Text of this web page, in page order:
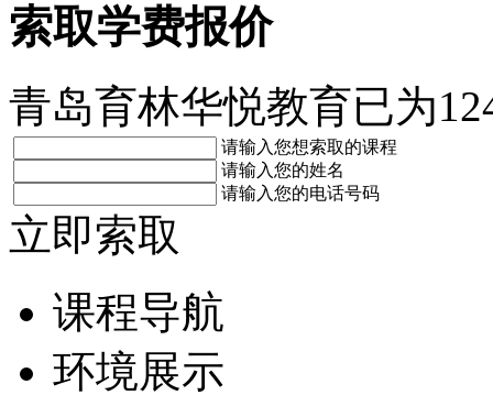
索取学费报价
青岛育林华悦教育已为
请输入您想索取的课程
请输入您的姓名
请输入您的电话号码
立即索取
课程导航
环境展示